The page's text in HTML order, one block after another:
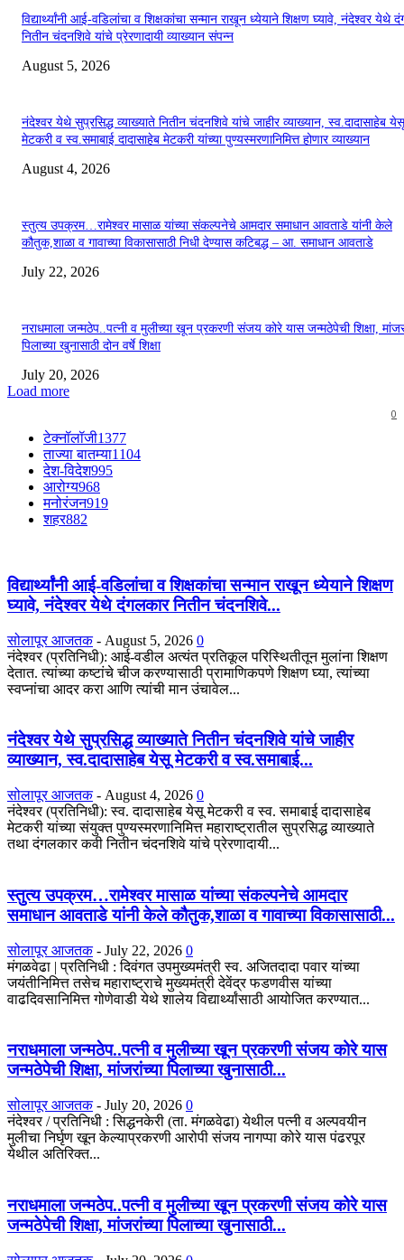
विद्यार्थ्यांनी आई-वडिलांचा व शिक्षकांचा सन्मान राखून ध्येयाने शिक्षण घ्यावे, नंदेश्वर येथे
नितीन चंदनशिवे यांचे प्रेरणादायी व्याख्यान संपन्न
August 5, 2026
नंदेश्वर येथे सुप्रसिद्ध व्याख्याते नितीन चंदनशिवे यांचे जाहीर व्याख्यान, स्व.दादासाहेब येसू
मेटकरी व स्व.समाबाई दादासाहेब मेटकरी यांच्या पुण्यस्मरणानिमित्त होणार व्याख्यान
August 4, 2026
स्तुत्य उपक्रम…रामेश्वर मासाळ यांच्या संकल्पनेचे आमदार समाधान आवताडे यांनी केले
कौतुक,शाळा व गावाच्या विकासासाठी निधी देण्यास कटिबद्ध – आ. समाधान आवताडे
July 22, 2026
नराधमाला जन्मठेप..पत्नी व मुलीच्या खून प्रकरणी संजय कोरे यास जन्मठेपेची शिक्षा,
पिलाच्या खुनासाठी दोन वर्षे शिक्षा
July 20, 2026
Load more
0
टेक्नॉलॉजी1377
ताज्या बातम्या1104
देश-विदेश995
आरोग्य968
मनोरंजन919
शहर882
विद्यार्थ्यांनी आई-वडिलांचा व शिक्षकांचा सन्मान राखून ध्येयाने शिक्षण
घ्यावे, नंदेश्वर येथे दंगलकार नितीन चंदनशिवे...
सोलापूर आजतक - August 5, 2026 0
नंदेश्वर (प्रतिनिधी): आई-वडील अत्यंत प्रतिकूल परिस्थितीतून मुलांना शिक्षण
देतात. त्यांच्या कष्टांचे चीज करण्यासाठी प्रामाणिकपणे शिक्षण घ्या, त्यांच्या
स्वप्नांचा आदर करा आणि त्यांची मान उंचावेल...
नंदेश्वर येथे सुप्रसिद्ध व्याख्याते नितीन चंदनशिवे यांचे जाहीर
व्याख्यान, स्व.दादासाहेब येसू मेटकरी व स्व.समाबाई...
सोलापूर आजतक - August 4, 2026 0
नंदेश्वर (प्रतिनिधी): स्व. दादासाहेब येसू मेटकरी व स्व. समाबाई दादासाहेब
मेटकरी यांच्या संयुक्त पुण्यस्मरणानिमित्त महाराष्ट्रातील सुप्रसिद्ध व्याख्याते
तथा दंगलकार कवी नितीन चंदनशिवे यांचे प्रेरणादायी...
स्तुत्य उपक्रम…रामेश्वर मासाळ यांच्या संकल्पनेचे आमदार
समाधान आवताडे यांनी केले कौतुक,शाळा व गावाच्या विकासासाठी...
सोलापूर आजतक - July 22, 2026 0
मंगळवेढा | प्रतिनिधी : दिवंगत उपमुख्यमंत्री स्व. अजितदादा पवार यांच्या
जयंतीनिमित्त तसेच महाराष्ट्राचे मुख्यमंत्री देवेंद्र फडणवीस यांच्या
वाढदिवसानिमित्त गोणेवाडी येथे शालेय विद्यार्थ्यांसाठी आयोजित करण्यात...
नराधमाला जन्मठेप..पत्नी व मुलीच्या खून प्रकरणी संजय कोरे यास
जन्मठेपेची शिक्षा, मांजरांच्या पिलाच्या खुनासाठी...
सोलापूर आजतक - July 20, 2026 0
नंदेश्वर / प्रतिनिधी : सिद्धनकेरी (ता. मंगळवेढा) येथील पत्नी व अल्पवयीन
मुलीचा निर्घृण खून केल्याप्रकरणी आरोपी संजय नागप्पा कोरे यास पंढरपूर
येथील अतिरिक्त...
नराधमाला जन्मठेप..पत्नी व मुलीच्या खून प्रकरणी संजय कोरे यास
जन्मठेपेची शिक्षा, मांजरांच्या पिलाच्या खुनासाठी...